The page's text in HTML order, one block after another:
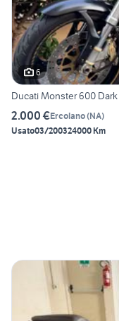
6
Ducati Monster 600 Dark
2.000 €Ercolano(NA)
Usato03/200324000 Km